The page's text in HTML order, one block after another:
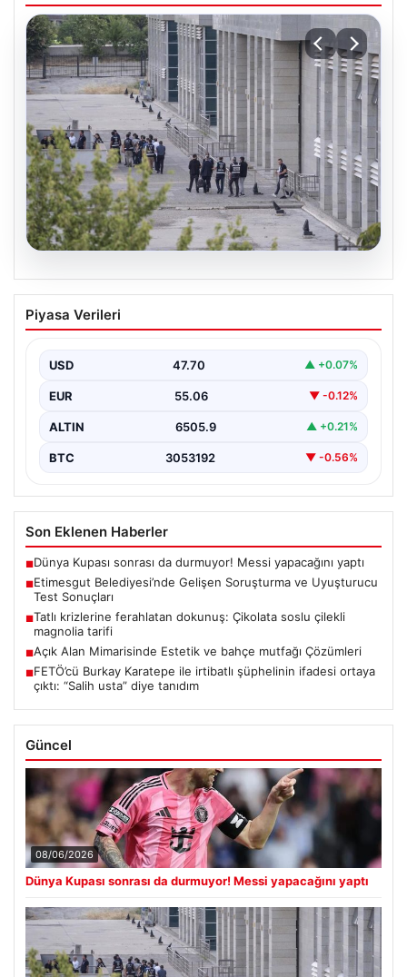
Etimesgut Belediyesi’nde Gelişen
Soruşturma ve Uyuşturucu Test
Son günlerde yayılan haberler, Etimesgut
seriyor. Soruşturma kapsamında,…
Piyasa Verileri
USD 47.70 ▲ +0.07%
EUR 55.06 ▼ -0.12%
ALTIN 6505.9 ▲ +0.21%
BTC 3053192 ▼ -0.56%
Son Eklenen Haberler
■Dünya Kupası sonrası da durmuyor! Messi yapacağını yaptı
■Etimesgut Belediyesi’nde Gelişen Soruşturma ve Uyuşturucu
Test Sonuçları
■Tatlı krizlerine ferahlatan dokunuş: Çikolata soslu çilekli
magnolia tarifi
■Açık Alan Mimarisinde Estetik ve bahçe mutfağı Çözümleri
■FETÖ’cü Burkay Karatepe ile irtibatlı şüphelinin ifadesi ortaya
çıktı: “Salih usta” diye tanıdım
Güncel
08/06/2026
Dünya Kupası sonrası da durmuyor! Messi yapacağını yaptı